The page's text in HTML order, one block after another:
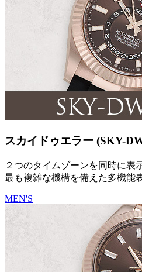
スカイドゥエラー (SKY-
２つのタイムゾーンを同時に表
最も複雑な機構を備えた多機能
MEN'S